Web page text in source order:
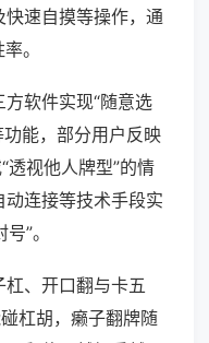
速自摸等操作，通
。
软件实现“随意选
功能，部分用户反映
透视他人牌型”的情
连接等技术手段实
”。
、开口翻与卡五
杠胡，癞子翻牌随